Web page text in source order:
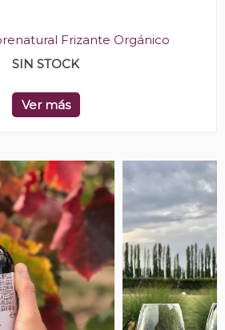
Frizante Orgánico
SIN STOCK
Ver más